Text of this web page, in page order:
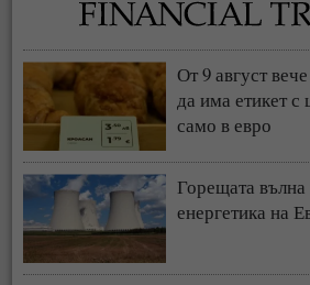
От 9 август
да има етикет с
само в евро
Горещата вълна
енергетика на